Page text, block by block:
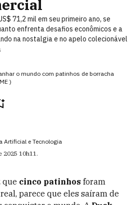
71,2 mil em seu primeiro ano, se
enfrenta desafios econômicos e a
na nostalgia e no apelo colecionável
o mundo com patinhos de borracha
)
Artificial e Tecnologia
2025 10h11.
que cinco patinhos foram
parece que eles saíram de